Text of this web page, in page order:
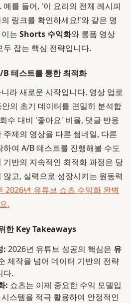
를 들어, '이 요리의 전체 레시피
링크를 확인하세요!'와 같은 명
는 Shorts 수익화와 롱폼 영상
잡는 핵심 전략입니다.
테스트를 통한 최적화
라 새로운 시작입니다. 영상 업로
의 초기 데이터를 면밀히 분석합
수 대비 '좋아요' 비율, 댓글 반응
제의 영상을 다른 썸네일, 다른
여 A/B 테스트를 진행해볼 수도
기반의 지속적인 최적화 과정은 당
고, 실력으로 성장시키는 원동력
2026년 유튜브 쇼츠 수익화 완벽
.
한 Key Takeaways
: 2026년 유튜브 성공의 핵심은 유
제작을 넘어 데이터 기반의 전략
다.
: 쇼츠는 이제 중요한 수익 모델입
스템을 적극 활용하여 안정적인